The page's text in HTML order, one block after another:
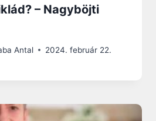
– Nagyböjti
Antal 2024. február 22.